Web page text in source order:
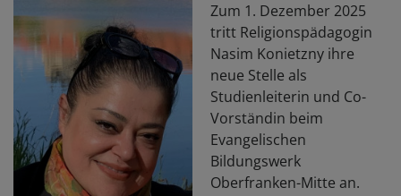
Zum 1. Dezember 2025
tritt Religionspädagogin
Nasim Konietzny ihre
neue Stelle als
Studienleiterin und Co-
Vorständin beim
Evangelischen
Bildungswerk
Oberfranken-Mitte an.